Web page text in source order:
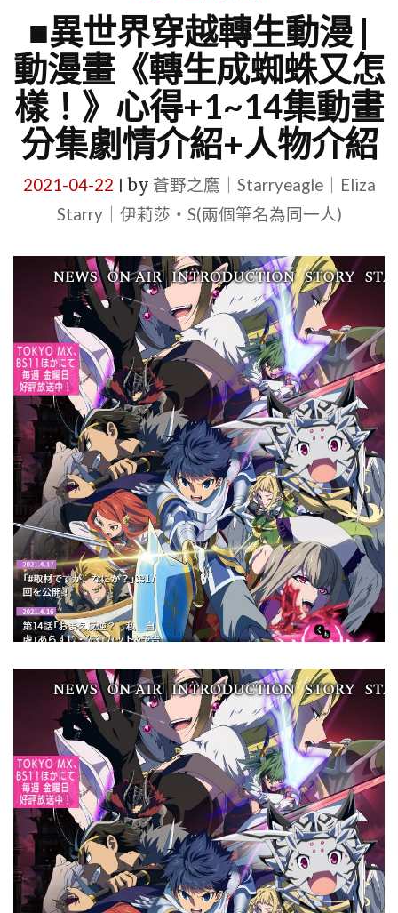
■異世界穿越轉生動漫 |
動漫畫《轉生成蜘蛛又怎
樣！》心得+1~14集動畫
分集劇情介紹+人物介紹
2021-04-22 by 蒼野之鷹｜Starryeagle｜Eliza
Starry｜伊莉莎・S(兩個筆名為同一人)